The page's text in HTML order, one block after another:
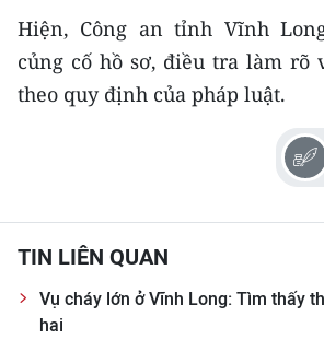
Infographic
TIN MỚI
Đồng bằng sông Hồng
Bắc Trung Bộ
Hiện, Công an tỉnh Vĩnh
củng cố hồ sơ, điều tra làm rõ
theo quy định của pháp luật.
TIN LIÊN QUAN
Vụ cháy lớn ở Vĩnh Long: Tìm thấy
hai